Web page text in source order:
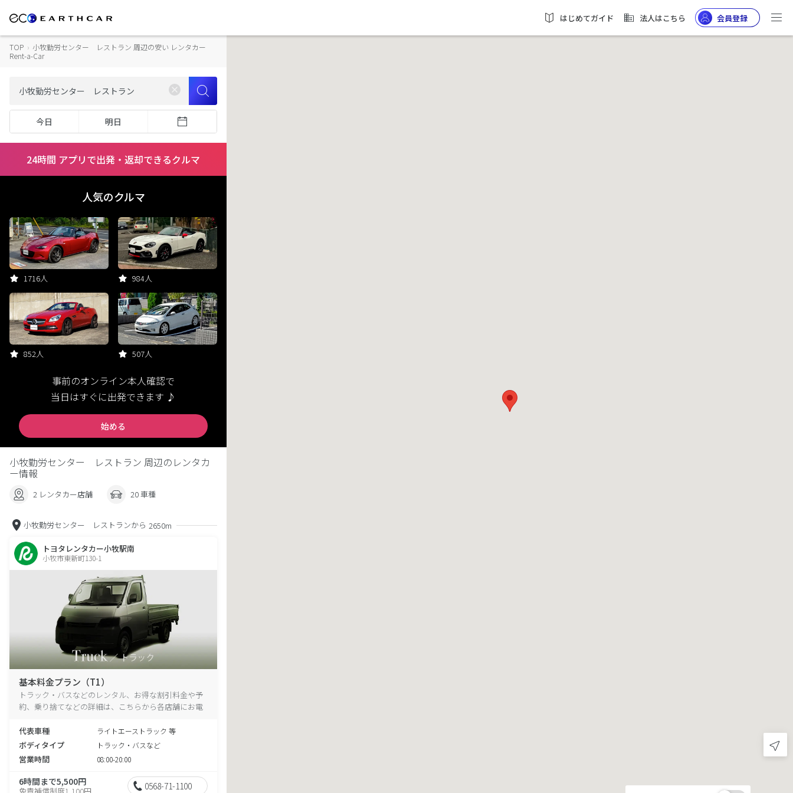
はじめてガイド 法人はこちら 会員登録
TOP › 小牧勤労センター レストラン 周辺の安い レンタカー
Rent-a-Car
今日 明日
24時間 アプリで出発・返却できるクルマ
人気のクルマ
1716人 984人
852人 507人
事前のオンライン本人確認で
当日はすぐに出発できます ♪
始める
小牧勤労センター レストラン 周辺のレンタカ
ー情報
2 レンタカー店舗 20 車種
小牧勤労センター レストランから 2650m
トヨタレンタカー小牧駅南
小牧市東新町130-1
基本料金プラン（T1）
トラック・バスなどのレンタル、お得な割引料金や予
約、乗り捨てなどの詳細は、こちらから各店舗にお電
代表車種
ライトエーストラック 等
ボディタイプ トラック・バスなど
営業時間 08:00-20:00
6時間まで5,500円
免責補償制度1,100円 0568-71-1100